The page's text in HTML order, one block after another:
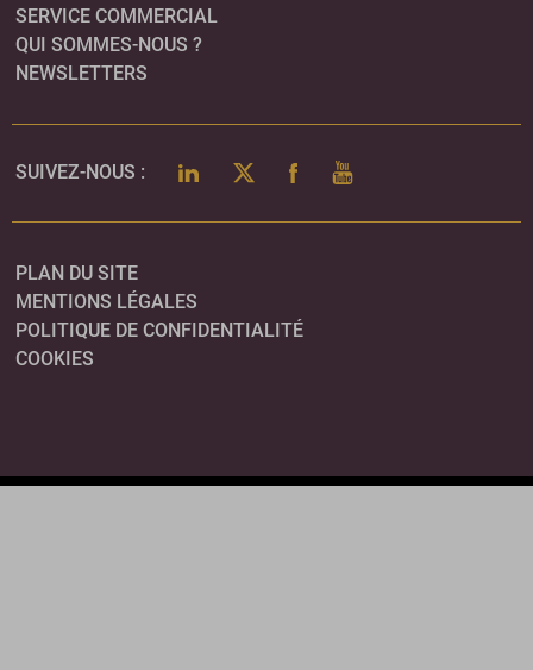
SERVICE COMMERCIAL
QUI SOMMES-NOUS ?
NEWSLETTERS
SUIVEZ-NOUS : LINKEDINTWITTERFACEBOOK
YOUTUBE
PLAN DU SITE
MENTIONS LÉGALES
POLITIQUE DE CONFIDENTIALITÉ
COOKIES